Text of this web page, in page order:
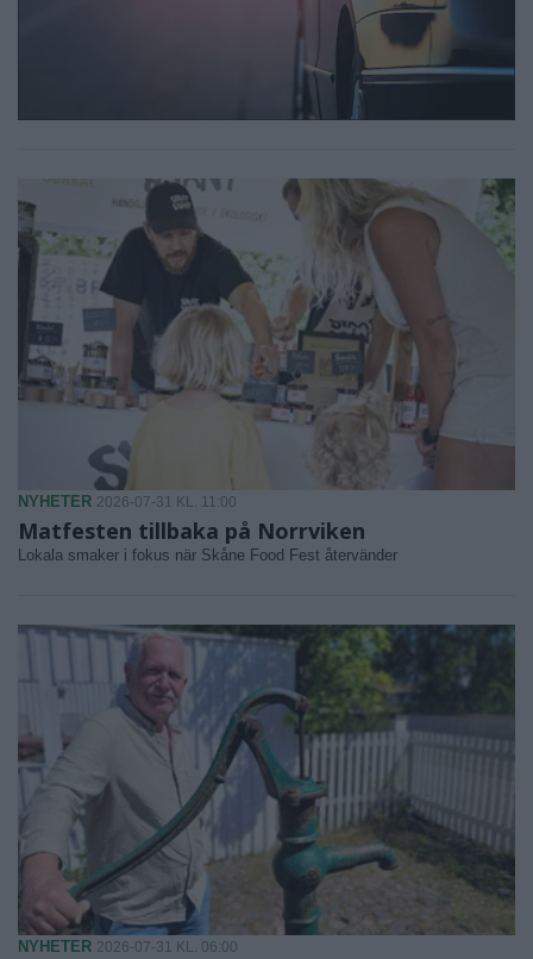
NYHETER 2026-07-31 KL. 11:00
Matfesten tillbaka på Norrviken
Lokala smaker i fokus när Skåne Food Fest återvänder
NYHETER 2026-07-31 KL. 06:00